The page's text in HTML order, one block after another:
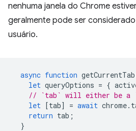
nenhuma janela do Chrome
geralmente pode ser
usuário.
async function getCurrentTab
let queryOptions = {
// `tab` will either be a
let [tab] = await chrome.
return tab ;
}